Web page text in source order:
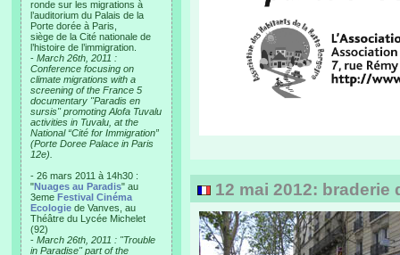
ronde sur les migrations à
l’auditorium du Palais de la
Porte dorée à Paris,
siège de la Cité nationale de
l’histoire de l’immigration.
- March 26th, 2011 :
Conference focusing on
climate migrations with a
screening of the France 5
documentary "Paradis en
sursis" promoting Alofa Tuvalu
activities in Tuvalu, at the
National “Cité for Immigration”
(Porte Doree Palace in Paris
12e).
- 26 mars 2011 à 14h30 :
"Nuages au Paradis" au
3eme Festival Cinéma
Ecologie de Vanves, au
Théâtre du Lycée Michelet
(92)
- March 26th, 2011 : "Trouble
in Paradise" part of the
12 mai 2012: braderie